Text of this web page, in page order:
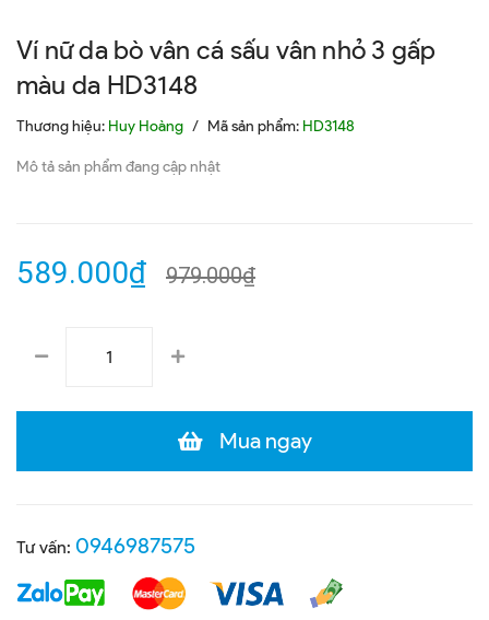
Ví nữ da bò vân cá sấu vân nhỏ 3 gấp
màu da HD3148
Thương hiệu: Huy Hoàng / Mã sản phẩm: HD3148
Mô tả sản phẩm đang cập nhật
589.000₫ 979.000₫
Mua ngay
Tư vấn: 0946987575